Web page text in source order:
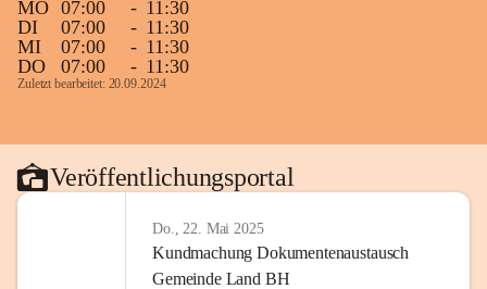
MO 07:00 - 11:30
DI
07:00 - 11:30
MI
07:00 - 11:30
DO
07:00 - 11:30
Zuletzt bearbeitet: 20.09.2024
Veröffentlichungsportal
Do., 22. Mai 2025
Kundmachung Dokumentenaustausch
Gemeinde Land BH